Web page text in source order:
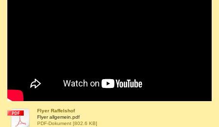
Flyer Raffelshof
Flyer allgemein.pdf
PDF-Dokument [802.6 KB]